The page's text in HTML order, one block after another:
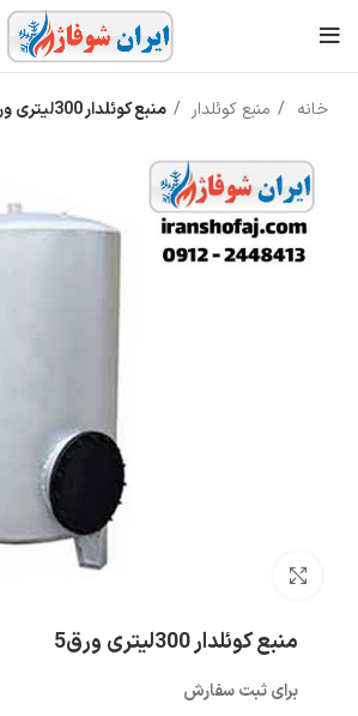
خانه منبع کوئلدار منبع کوئلدار 300لیتری ورق5
منبع کوئلدار 300لیتری ورق5
برای ثبت سفارش